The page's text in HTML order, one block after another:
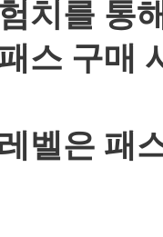
치를 통
스 구매
벨은 패